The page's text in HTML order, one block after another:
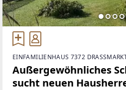
EINFAMILIENHAUS 7372
Außergewöhnliches
sucht neuen